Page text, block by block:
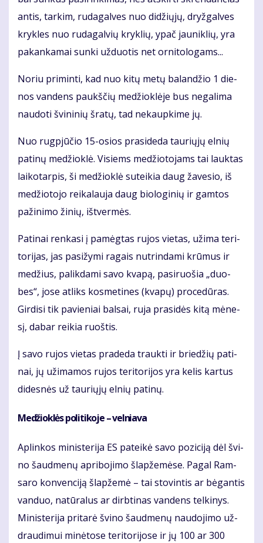
an­tis, tar­kim, ru­da­gal­ves nuo di­džių­jų, dryž­gal­ves
kryk­les nuo ru­da­gal­vių kryk­lių, ypač jau­nik­lių, yra
pa­kan­ka­mai sun­ki už­duo­tis net or­ni­to­lo­gams...
No­riu pri­min­ti, kad nuo ki­tų me­tų ba­lan­džio 1 die­
nos van­dens paukš­čių me­džiok­lė­je bus ne­ga­li­ma
nau­do­ti švi­ni­nių šra­tų, tad ne­kaup­ki­me jų.
Nuo rug­pjū­čio 15-osios pra­si­de­da tau­rių­jų el­nių
pa­ti­nų me­džiok­lė. Vi­siems me­džio­to­jams tai lauk­tas
lai­ko­tar­pis, ši me­džiok­lė su­tei­kia daug ža­ve­sio, iš
me­džio­to­jo rei­ka­lau­ja daug bio­lo­gi­nių ir gam­tos
pa­ži­ni­mo ži­nių, iš­tver­mės.
Pa­ti­nai ren­ka­si į pa­mėg­tas ru­jos vie­tas, už­ima te­ri­
to­ri­jas, jas pa­si­žy­mi ra­gais nu­trin­da­mi krū­mus ir
me­džius, pa­lik­da­mi sa­vo kva­pą, pa­si­ruo­šia „duo­
bes“, jo­se at­liks kos­me­ti­nes (kva­pų) pro­ce­dū­ras.
Gir­di­si tik pa­vie­niai bal­sai, ru­ja pra­si­dės ki­tą mė­ne­
sį, da­bar rei­kia ruoš­tis.
Į sa­vo ru­jos vie­tas pra­de­da trauk­ti ir brie­džių pa­ti­
nai, jų už­ima­mos ru­jos te­ri­to­ri­jos yra ke­lis kar­tus
di­des­nės už tau­rių­jų el­nių pa­ti­nų.
Me­džiok­lės po­li­ti­ko­je – vel­nia­va
Ap­lin­kos mi­nis­te­ri­ja ES pa­tei­kė sa­vo po­zi­ci­ją dėl švi­
no šaud­me­nų ap­ri­bo­ji­mo šlap­že­mė­se. Pa­gal Ram­
sa­ro kon­ven­ci­ją šlap­že­mė – tai sto­vin­tis ar bė­gan­tis
van­duo, na­tū­ra­lus ar dirb­ti­nas van­dens tel­ki­nys.
Mi­nis­te­ri­ja pri­ta­rė švi­no šaud­me­nų nau­do­ji­mo už­
drau­di­mui mi­nė­to­se te­ri­to­ri­jo­se ir jų 100 ar 300